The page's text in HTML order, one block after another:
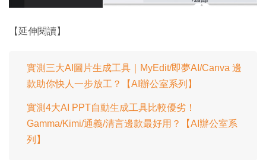
【延伸閱讀】
實測三大AI圖片生成工具｜MyEdit/即夢AI/Canva 邊
款助你快人一步放工？【AI辦公室系列】
實測4大AI PPT自動生成工具比較優劣！
Gamma/Kimi/通義/清言邊款最好用？【AI辦公室系
列】